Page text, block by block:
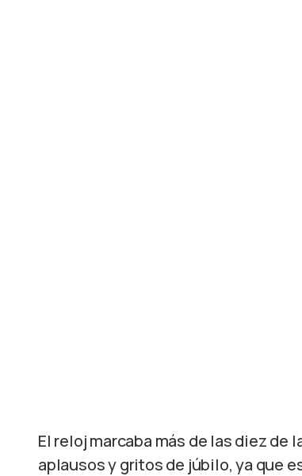
El reloj marcaba más de las diez de
aplausos y gritos de júbilo, ya que